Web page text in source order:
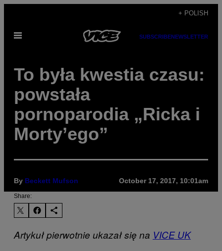
content
+ POLISH
Open
SUBSCRIBENEWSLETTER
To była kwestia czasu:
powstała
pornoparodia „Ricka i
Morty’ego”
By Beckett Mufson October 17, 2017, 10:01am
Share:
Artykuł pierwotnie ukazał się na VICE UK